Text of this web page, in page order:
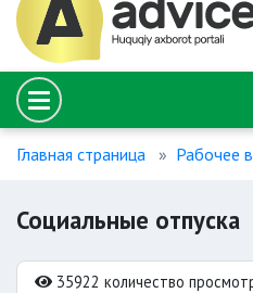
Главная страница Рабочее
Социальные отпуска
35922 количество